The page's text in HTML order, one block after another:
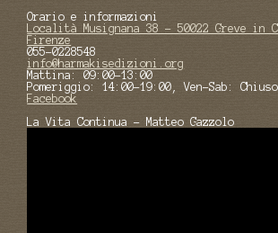
Orario e informazioni
Località Musignana 38 - 50022 Greve in
Firenze
055-0228548
info@harmakisedizioni.org
Mattina: 09:00-13:00
Pomeriggio: 14:00-19:00, Ven-Sab: Chiuso
Facebook
La Vita Continua - Matteo Gazzolo